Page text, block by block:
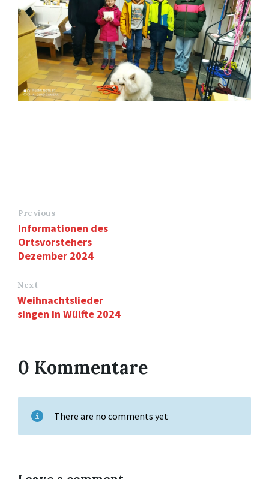
Previous
Informationen des
Ortsvorstehers
Dezember 2024
Next
Weihnachtslieder
singen in Wülfte 2024
0 Kommentare
There are no comments yet